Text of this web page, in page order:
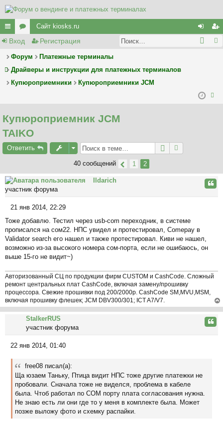
с
ы
лк
и
ор
у
м
ы
Сайт kiosks.ru
хо
ег
Вход Регистрация
Форум
Платежные терминалы
Драйверы и инструкции для платежных терминалов
Купюроприемники
Купюроприемники JCM
Купюроприемник JCM
TAIKO
Ответить
40 сообщений 1 2
Ildarich
участник форума
о
о
б
щ
е
и
е
21 янв 2014, 22:29
Тоже добавлю. Тестил через usb-com переходник, в системе
прописался на сом22. НПС увидел и протестировал, Comepay в
Validator search его нашел и также протестировал. Киви не нашел,
возможно из-за высокого номера сом-порта, если не ошибаюсь, он
выше 15-го не видит~)
Авторизованный СЦ по продукции фирм CUSTOM и CashCode. Сложный
ремонт центральных плат CashCode, включая замену/прошивку
процессора. Свежие прошивки под 200/2000р. CashCode SM,MVU,MSM,
включая прошивку флешек; JCM DBV300/301; ICT A7/V7.
ер
ну
ть
ся
StalkerRUS
участник форума
о
щ
22 янв 2014, 01:40
free08 писал(а):
Ща юзаем Таньку, Птица видит НПС тоже другие платежки не
пробовали. Сначала тоже не виделся, проблема в кабеле
была. Чтоб работал по СОМ порту плата согласования нужна.
Не знаю есть ли они где то у меня в комплекте была. Может
позже выложу фото и схемку распайки.